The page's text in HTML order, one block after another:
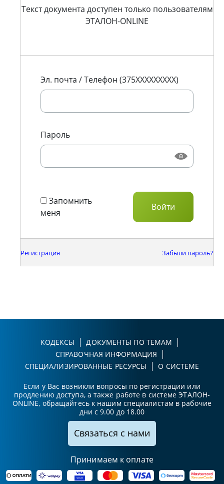
Текст документа доступен только пользователям
ЭТАЛОН-ONLINE
Эл. почта / Телефон (375XXXXXXXXX)
Пароль
Запомнить
меня
Регистрация Забыли пароль?
КОДЕКСЫ
ДОКУМЕНТЫ ПО ТЕМАМ
СПРАВОЧНАЯ ИНФОРМАЦИЯ
СПЕЦИАЛИЗИРОВАННЫЕ РЕСУРСЫ
О СИСТЕМЕ
Если у Вас возникли вопросы по регистрации или
продлению доступа, а также работе в системе ЭТАЛОН-
ONLINE, обращайтесь к нашим специалистам в рабочие
дни с 9.00 до 18.00
Связаться с нами
Принимаем к оплате